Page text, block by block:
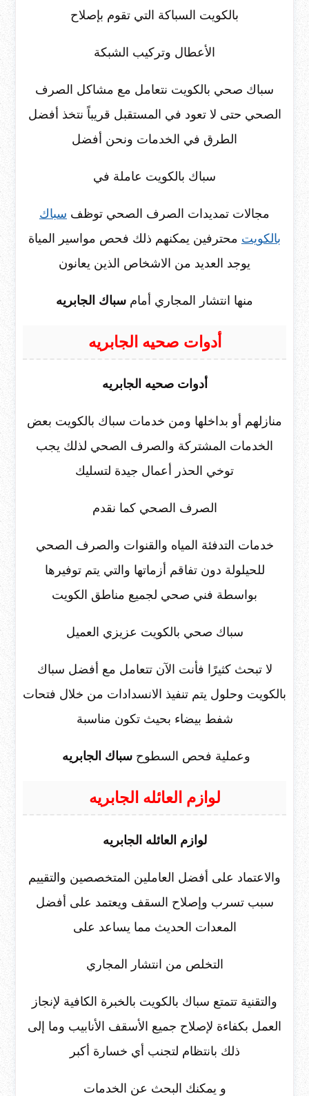
بالكويت السباكة التي تقوم بإصلاح
الأعطال وتركيب الشبكة
سباك صحي بالكويت نتعامل مع مشاكل الصرف
الصحي حتى لا تعود في المستقبل قريباً نتخذ أفضل
الطرق في الخدمات ونحن أفضل
سباك بالكويت عاملة في
مجالات تمديدات الصرف الصحي توظف سباك
بالكويت محترفين يمكنهم ذلك فحص مواسير المياة
يوجد العديد من الاشخاص الذين يعانون
منها انتشار المجاري أمام سباك الجابريه
أدوات صحيه الجابريه
أدوات صحيه الجابريه
منازلهم أو بداخلها ومن خدمات سباك بالكويت بعض
الخدمات المشتركة والصرف الصحي لذلك يجب
توخي الحذر أعمال جيدة لتسليك
الصرف الصحي كما نقدم
خدمات التدفئة المياه والقنوات والصرف الصحي
للحيلولة دون تفاقم أزماتها والتي يتم توفيرها
بواسطة فني صحي لجميع مناطق الكويت
سباك صحي بالكويت عزيزي العميل
لا تبحث كثيرًا فأنت الآن تتعامل مع أفضل سباك
بالكويت وحلول يتم تنفيذ الانسدادات من خلال فتحات
شفط بيضاء بحيث تكون مناسبة
وعملية فحص السطوح سباك الجابريه
لوازم العائله الجابريه
لوازم العائله الجابريه
والاعتماد على أفضل العاملين المتخصصين والتقييم
سبب تسرب وإصلاح السقف ويعتمد على أفضل
المعدات الحديث مما يساعد على
التخلص من انتشار المجاري
والتقنية تتمتع سباك بالكويت بالخبرة الكافية لإنجاز
العمل بكفاءة لإصلاح جميع الأسقف الأنابيب وما إلى
ذلك بانتظام لتجنب أي خسارة أكبر
و يمكنك البحث عن الخدمات